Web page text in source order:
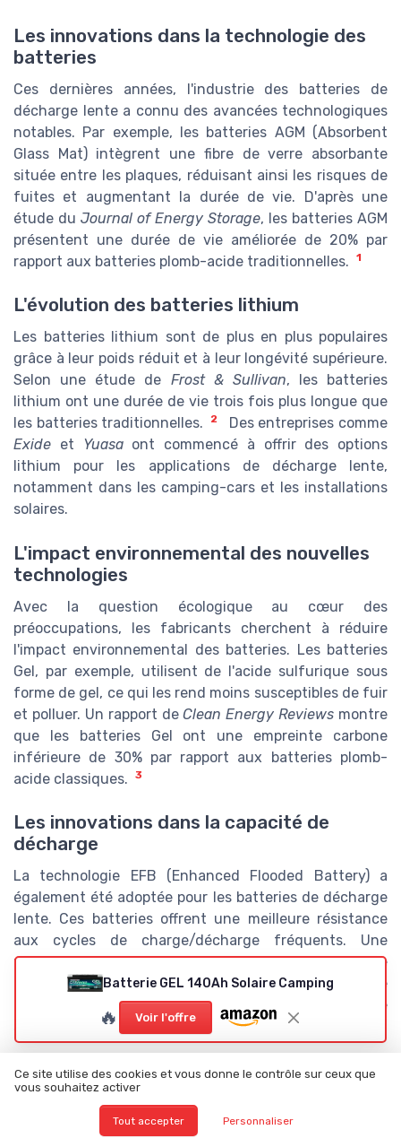
Les innovations dans la technologie des
batteries
Ces dernières années, l'industrie des batteries de
décharge lente a connu des avancées technologiques
notables. Par exemple, les batteries AGM (Absorbent
Glass Mat) intègrent une fibre de verre absorbante
située entre les plaques, réduisant ainsi les risques de
fuites et augmentant la durée de vie. D'après une
étude du Journal of Energy Storage, les batteries AGM
présentent une durée de vie améliorée de 20% par
rapport aux batteries plomb-acide traditionnelles.
1
L'évolution des batteries lithium
Les batteries lithium sont de plus en plus populaires
grâce à leur poids réduit et à leur longévité supérieure.
Selon une étude de Frost & Sullivan, les batteries
lithium ont une durée de vie trois fois plus longue que
les batteries traditionnelles.
2
Des entreprises comme
Exide et Yuasaont commencé à offrir des options
lithium pour les applications de décharge lente,
notamment dans les camping-cars et les installations
solaires.
L'impact environnemental des nouvelles
technologies
Avec la question écologique au cœur des
préoccupations, les fabricants cherchent à réduire
l'impact environnemental des batteries. Les batteries
Gel, par exemple, utilisent de l'acide sulfurique sous
forme de gel, ce qui les rend moins susceptibles de fuir
et polluer. Un rapport deClean Energy Reviews montre
que les batteries Gel ont une empreinte carbone
inférieure de 30% par rapport aux batteries plomb-
acide classiques.
3
Les innovations dans la capacité de
décharge
La technologie EFB (Enhanced Flooded Battery) a
également été adoptée pour les batteries de décharge
lente. Ces batteries offrent une meilleure résistance
aux cycles de charge/décharge fréquents. Une
recherche publiée parBatteries Internationalindique
que l'EFB permet une augmentation de 50% du nombre
de cycles de DOD (Depth of Discharge) sans perte
significative de capacité.
4
Les technologies de gestion intelligente
Enfin, l'essor des technologies de gestion intelligente
des batteries permet d'optimiser la performance et la
Batterie GEL 140Ah Solaire Camping
🔥 Voir l'offre
Ce site utilise des cookies et vous donne le contrôle sur ceux que
vous souhaitez activer
Tout accepter Personnaliser